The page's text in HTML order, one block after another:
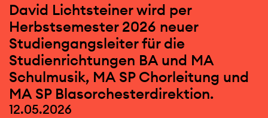
David Lichtsteiner wird per
Herbstsemester 2026 neuer
Studiengangsleiter für die
Studienrichtungen BA und MA
Schulmusik, MA SP Chorleitung und
MA SP Blasorchesterdirektion.
12.05.2026